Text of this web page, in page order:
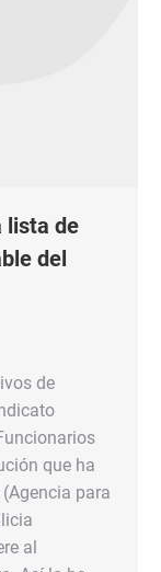
lista de
del
de
que ha
para
al